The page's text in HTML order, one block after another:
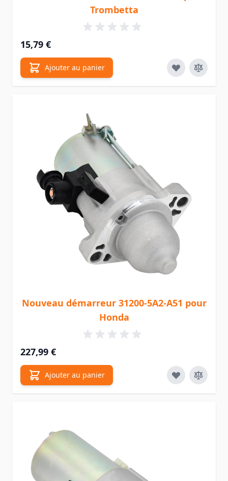
Trombetta
15,79 €
Ajouter au panier
Nouveau démarreur 31200-5A2-A51 pour
Honda
227,99 €
Ajouter au panier